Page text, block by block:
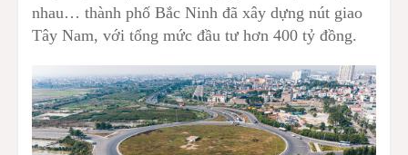
nhau… thành phố Bắc Ninh đã xây dựng nút giao
Tây Nam, với tổng mức đầu tư hơn 400 tỷ đồng.